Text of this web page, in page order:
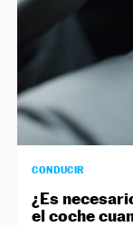
CONDUCIR
¿Es
el coche